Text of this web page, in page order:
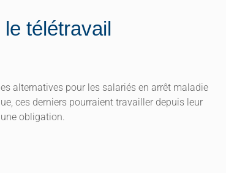
télétravail
alternatives pour les salariés en arrêt maladie
ces derniers pourraient travailler depuis leur
obligation.